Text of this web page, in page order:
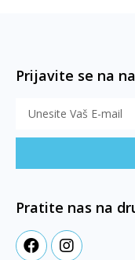
Prijavite se na
Pratite nas na